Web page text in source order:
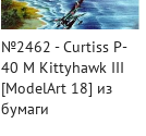
№2462 - Curtiss P-
40 M Kittyhawk III
[ModelArt 18] из
бумаги